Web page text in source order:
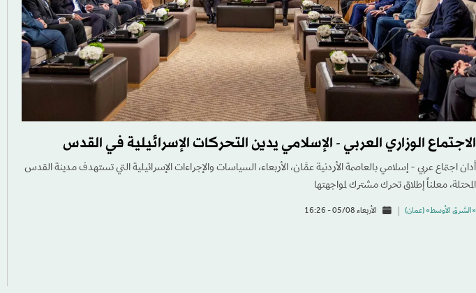
الاجتماع الوزاري العربي - الإسلامي يدين التحركات الإسرائيلية في القدس
أدان اجتماع عربي - إسلامي بالعاصمة الأردنية عمَّان، الأربعاء، السياسات والإجراءات الإسرائيلية التي تستهدف مدينة القدس
المحتلة، معلناً إطلاق تحرك مشترك لمواجهتها
«الشرق الأوسط» (عمان) الأربعاء 05/08 - 16:26